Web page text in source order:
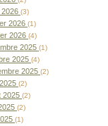
(3)
2026 (1)
2026 (4)
2025 (1)
2025 (4)
2025 (2)
(2)
2025 (2)
(2)
(1)